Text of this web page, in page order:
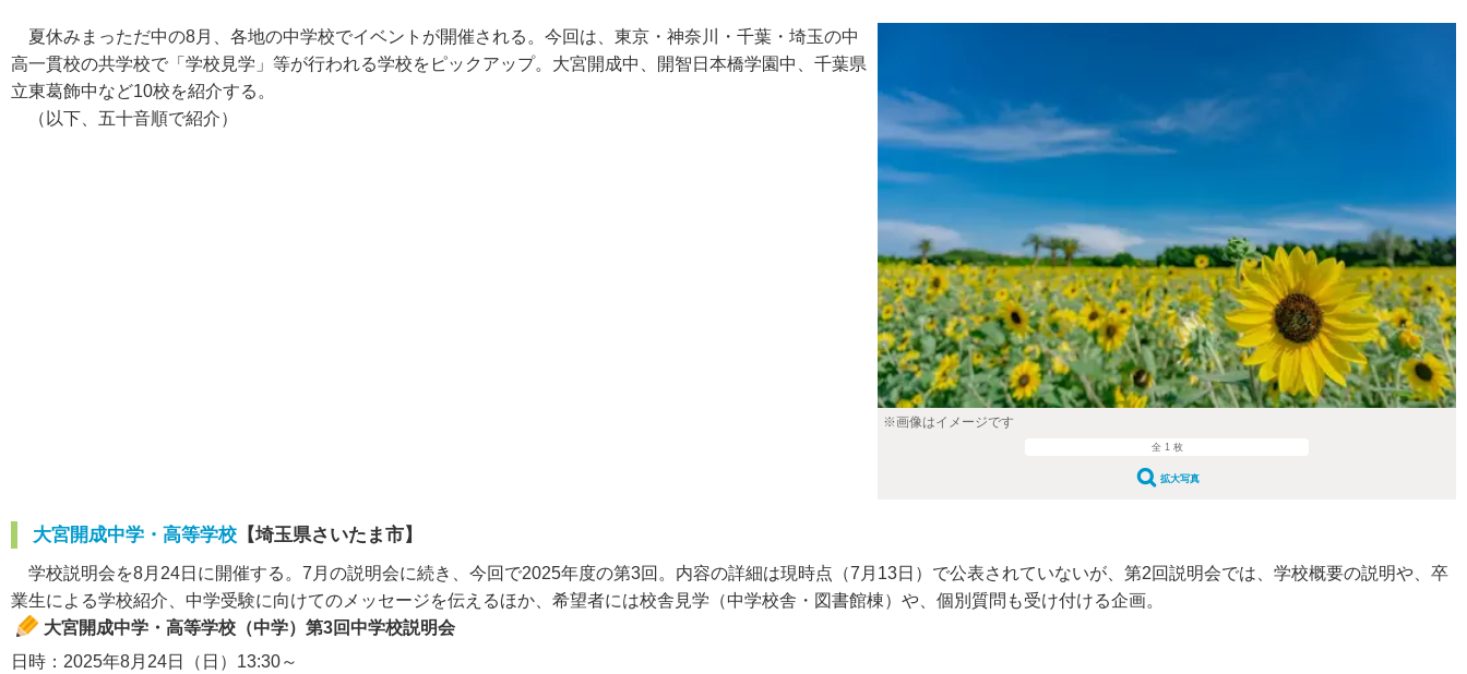
※画像はイメージです
全 1 枚
拡大写真
夏休みまっただ中の8月、各地の中学校でイベントが開催される。今回は、東京・神奈川・千葉・埼玉の中
高一貫校の共学校で「学校見学」等が行われる学校をピックアップ。大宮開成中、開智日本橋学園中、千葉県
立東葛飾中など10校を紹介する。
（以下、五十音順で紹介）
大宮開成中学・高等学校 【埼玉県さいたま市】
学校説明会を8月24日に開催する。7月の説明会に続き、今回で2025年度の第3回。内容の詳細は現時点（7月13日）で公表されていないが、第2回説明会では、学校概要の説明や、卒
業生による学校紹介、中学受験に向けてのメッセージを伝えるほか、希望者には校舎見学（中学校舎・図書館棟）や、個別質問も受け付ける企画。
大宮開成中学・高等学校（中学）第3回中学校説明会
日時：2025年8月24日（日）13:30～